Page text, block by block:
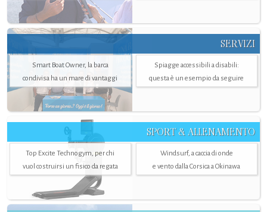
SERVIZI
Smart Boat Owner, la barca
condivisa ha un mare di vantaggi
Spiagge accessibili a disabili:
questa è un esempio da seguire
SPORT & ALLENAMENTO
Top Excite Technogym, per chi
vuol costruirsi un fisico da regata
Windsurf, a caccia di onde
e vento dalla Corsica a Okinawa